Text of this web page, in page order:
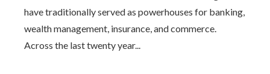
have traditionally served as powerhouses for banking,
wealth management, insurance, and commerce.
Across the last twenty year...